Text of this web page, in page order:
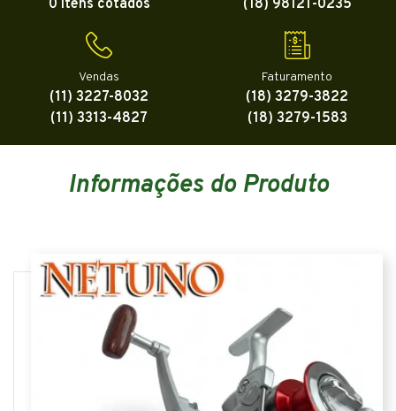
0 Itens cotados (18) 98121-0235
Vendas
(11) 3227-8032
(11) 3313-4827
Faturamento
(18) 3279-3822
(18) 3279-1583
Informações do Produto